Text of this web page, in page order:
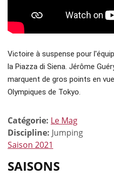
Victoire à suspense pour
la Piazza di Siena. Jérôme
marquent de gros points en
Olympiques de Tokyo.
Catégorie: Le Mag
Discipline: Jumping
Saison 2021
SAISONS